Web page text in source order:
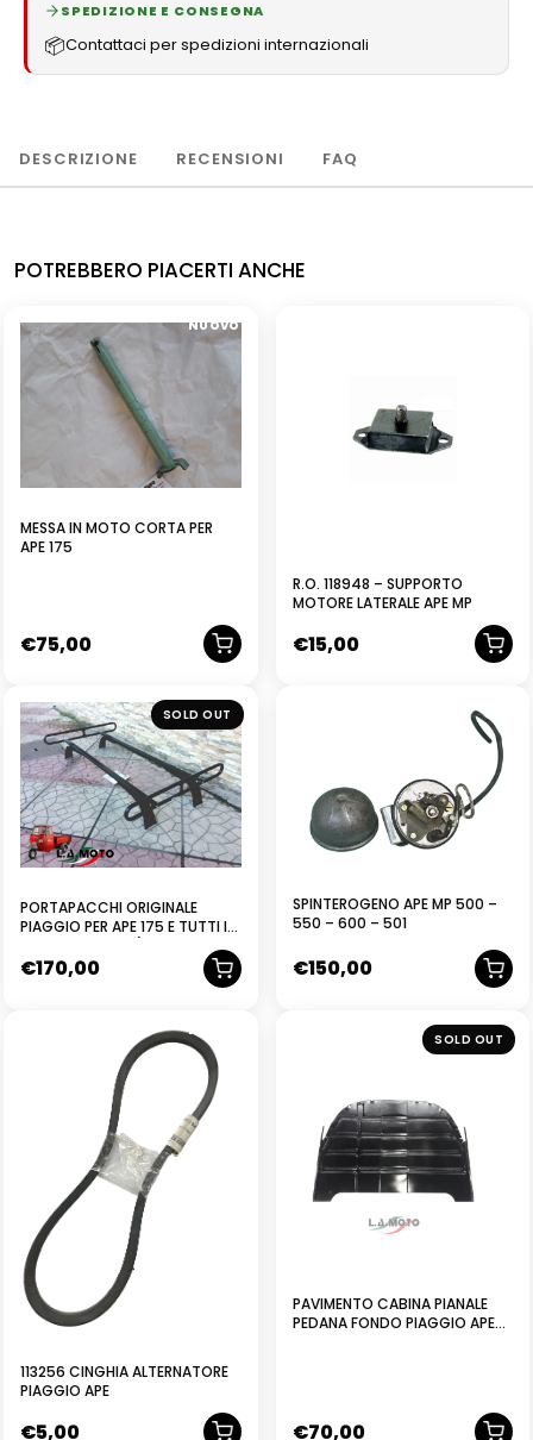
SPEDIZIONE E CONSEGNA
📦Contattaci per spedizioni internazionali
DESCRIZIONE RECENSIONI FAQ
POTREBBERO PIACERTI ANCHE
NUOVO
MESSA IN MOTO CORTA PER
APE 175
€75,00
R.O. 118948 – SUPPORTO
MOTORE LATERALE APE MP
€15,00
SOLD OUT
PORTAPACCHI ORIGINALE
PIAGGIO PER APE 175 E TUTTI I
500-501-550-600-601)
€170,00
SPINTEROGENO APE MP 500 –
550 – 600 – 501
€150,00
NUOVO
113256 CINGHIA ALTERNATORE
PIAGGIO APE
€5,00
NUOVO
SOLD OUT
PAVIMENTO CABINA PIANALE
PEDANA FONDO PIAGGIO APE
€70,00